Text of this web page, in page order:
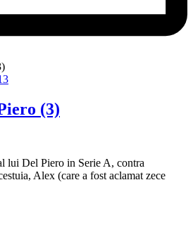
(3)
lui Del Piero in Serie A, contra
Alex (care a fost aclamat zece